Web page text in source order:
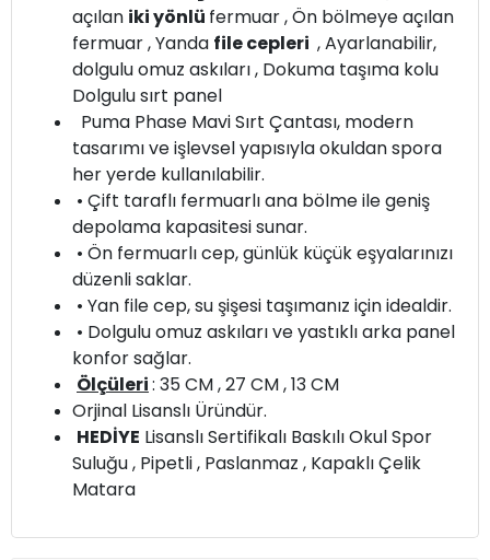
açılan iki yönlü fermuar , Ön bölmeye açılan
fermuar , Yanda file cepleri , Ayarlanabilir,
dolgulu omuz askıları , Dokuma taşıma kolu
Dolgulu sırt panel
Puma Phase Mavi Sırt Çantası, modern
tasarımı ve işlevsel yapısıyla okuldan spora
her yerde kullanılabilir.
• Çift taraflı fermuarlı ana bölme ile geniş
depolama kapasitesi sunar.
• Ön fermuarlı cep, günlük küçük eşyalarınızı
düzenli saklar.
• Yan file cep, su şişesi taşımanız için idealdir.
• Dolgulu omuz askıları ve yastıklı arka panel
konfor sağlar.
Ölçüleri: 35 CM , 27 CM , 13 CM
Orjinal Lisanslı Üründür.
HEDİYE Lisanslı Sertifikalı Baskılı Okul Spor
Suluğu , Pipetli , Paslanmaz , Kapaklı Çelik
Matara